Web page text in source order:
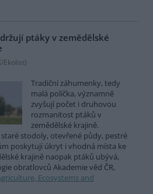
ptáky v zemědělské
Ekolist)
Tradiční záhumenky, tedy
malá políčka, významně
zvyšují počet i druhovou
rozmanitost ptáků v
zemědělské krajině.
stodoly, otevřené půdy, pestré
poskytují úkryt i vhodná místa ke
krajině naopak ptáků ubývá,
obratlovců Akademie věd ČR,
Ecosystems and